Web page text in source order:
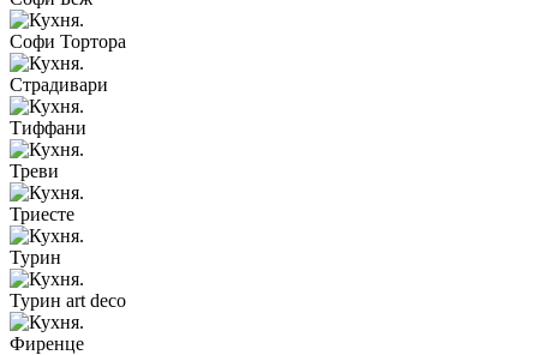
Софи Тортора
Страдивари
Тиффани
Треви
Триесте
Турин
Турин art deco
Фиренце